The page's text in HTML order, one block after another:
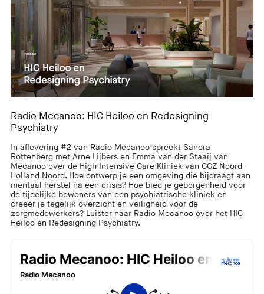
Radio Mecanoo: HIC Heiloo en Redesigning
Psychiatry
In aflevering #2 van Radio Mecanoo spreekt Sandra
Rottenberg met Arne Lijbers en Emma van der Staaij van
Mecanoo over de High Intensive Care Kliniek van GGZ Noord-
Holland Noord. Hoe ontwerp je een omgeving die bijdraagt aan
mentaal herstel na een crisis? Hoe bied je geborgenheid voor
de tijdelijke bewoners van een psychiatrische kliniek en
creëer je tegelijk overzicht en veiligheid voor de
zorgmedewerkers? Luister naar Radio Mecanoo over het HIC
Heiloo en Redesigning Psychiatry.